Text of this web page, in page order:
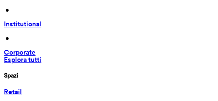
•
Institutional
•
Corporate
Esplora tutti
Spazi
Retail